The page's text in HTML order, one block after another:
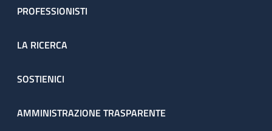
PROFESSIONISTI
LA RICERCA
SOSTIENICI
AMMINISTRAZIONE TRASPARENTE